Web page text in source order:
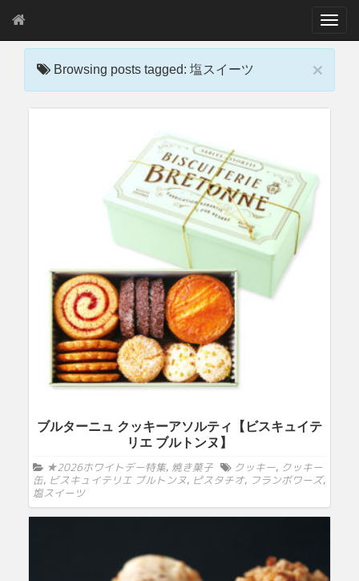
T
o
g
×
Browsing posts tagged: 塩スイーツ
ブルターニュ クッキーアソルティ【ビスキュイテ
リエ ブルトンヌ】
★2026ホワイトデー特集, 焼き菓子 クッキー, クッキー
缶, ビスキュイテリエ ブルトンヌ, ピスタチオ, フランボワーズ,
塩スイーツ